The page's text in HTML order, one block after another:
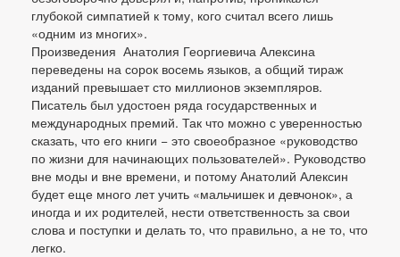
глубокой симпатией к тому, кого считал всего лишь
«одним из многих».
Произведения Анатолия Георгиевича Алексина
переведены на сорок восемь языков, а общий тираж
изданий превышает сто миллионов экземпляров.
Писатель был удостоен ряда государственных и
международных премий. Так что можно с уверенностью
сказать, что его книги − это своеобразное «руководство
по жизни для начинающих пользователей». Руководство
вне моды и вне времени, и потому Анатолий Алексин
будет еще много лет учить «мальчишек и девчонок», а
иногда и их родителей, нести ответственность за свои
слова и поступки и делать то, что правильно, а не то, что
легко.